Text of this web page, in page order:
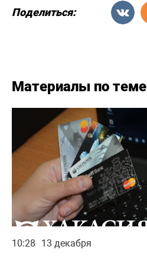
Поделиться:
Материалы по теме
10:28 13 декабря